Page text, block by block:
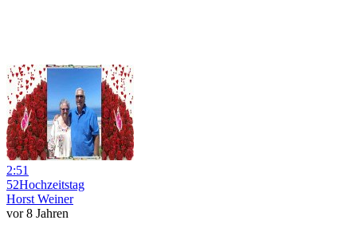
2:51
52Hochzeitstag
Horst Weiner
vor 8 Jahren